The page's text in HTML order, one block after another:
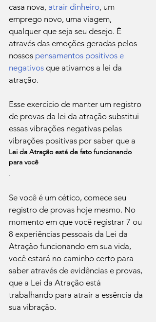
casa nova, atrair dinheiro, um
emprego novo, uma viagem,
qualquer que seja seu desejo. É
através das emoções geradas pelos
nossos pensamentos positivos e
negativos que ativamos a lei da
atração.
Esse exercício de manter um registro
de provas da lei da atração substitui
essas vibrações negativas pelas
vibrações positivas por saber que a
Lei da Atração está de fato funcionando
para você
.
Se você é um cético, comece seu
registro de provas hoje mesmo. No
momento em que você registrar 7 ou
8 experiências pessoais da Lei da
Atração funcionando em sua vida,
você estará no caminho certo para
saber através de evidências e provas,
que a Lei da Atração está
trabalhando para atrair a essência da
sua vibração.